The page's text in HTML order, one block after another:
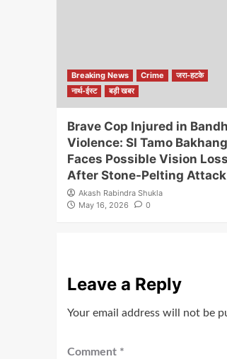
Breaking News Crime
जरा-हटके
नार्थ-ईस्ट
बड़ी खबर
Brave Cop Injured in Bandh
Violence: SI Tamo Bakhang
Faces Possible Vision Loss
After Stone-Pelting Attack
Akash Rabindra Shukla
May 16, 2026
0
Leave a Reply
Your email address will not be
Comment *